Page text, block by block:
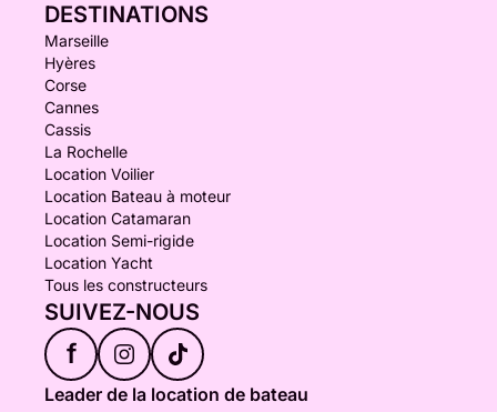
DESTINATIONS
Marseille
Hyères
Corse
Cannes
Cassis
La Rochelle
Location Voilier
Location Bateau à moteur
Location Catamaran
Location Semi-rigide
Location Yacht
Tous les constructeurs
SUIVEZ-NOUS
f
Leader de la location de bateau